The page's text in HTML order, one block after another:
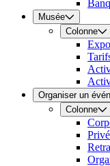
Musée
Colonne
Organiser un
Colonne
Privé